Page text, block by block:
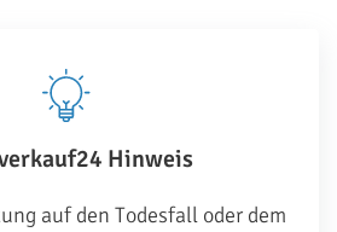
Hinweis
auf den Todesfall oder dem